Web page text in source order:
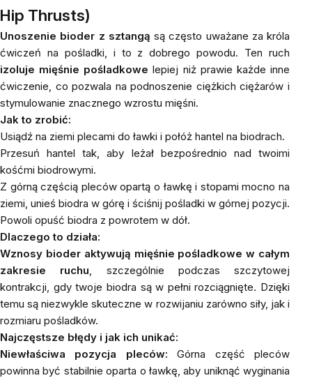
Hip Thrusts)
Unoszenie bioder z sztangą są często uważane za króla
ćwiczeń na pośladki, i to z dobrego powodu. Ten ruch
izoluje mięśnie pośladkowe lepiej niż prawie każde inne
ćwiczenie, co pozwala na podnoszenie ciężkich ciężarów i
stymulowanie znacznego wzrostu mięśni.
Jak to zrobić:
Usiądź na ziemi plecami do ławki i połóż hantel na biodrach.
Przesuń hantel tak, aby leżał bezpośrednio nad twoimi
kośćmi biodrowymi.
Z górną częścią pleców opartą o ławkę i stopami mocno na
ziemi, unieś biodra w górę i ściśnij pośladki w górnej pozycji.
Powoli opuść biodra z powrotem w dół.
Dlaczego to działa:
Wznosy bioder aktywują mięśnie pośladkowe w całym
zakresie ruchu, szczególnie podczas szczytowej
kontrakcji, gdy twoje biodra są w pełni rozciągnięte. Dzięki
temu są niezwykle skuteczne w rozwijaniu zarówno siły, jak i
rozmiaru pośladków.
Najczęstsze błędy i jak ich unikać:
Niewłaściwa pozycja pleców: Górna część pleców
powinna być stabilnie oparta o ławkę, aby uniknąć wyginania